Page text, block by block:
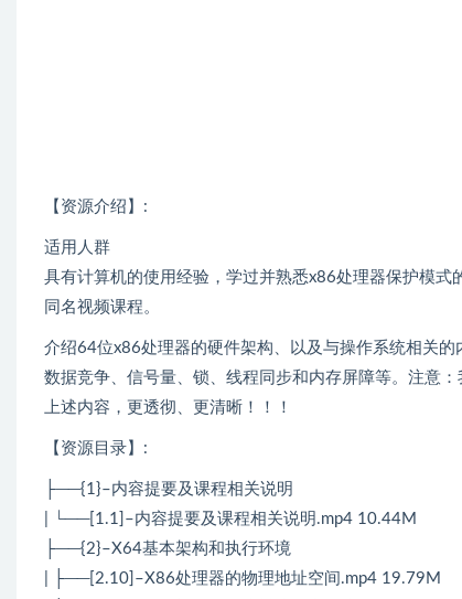
【资源介绍】:
适用人群
具有计算机的使用经验，学过并熟悉x86处理器保护模
同名视频课程。
介绍64位x86处理器的硬件架构、以及与操作系统相关
数据竞争、信号量、锁、线程同步和内存屏障等。注意
上述内容，更透彻、更清晰！！！
【资源目录】:
├──{1}–内容提要及课程相关说明
| └──[1.1]–内容提要及课程相关说明.mp4 10.44M
├──{2}–X64基本架构和执行环境
| ├──[2.10]–X86处理器的物理地址空间.mp4 19.79M